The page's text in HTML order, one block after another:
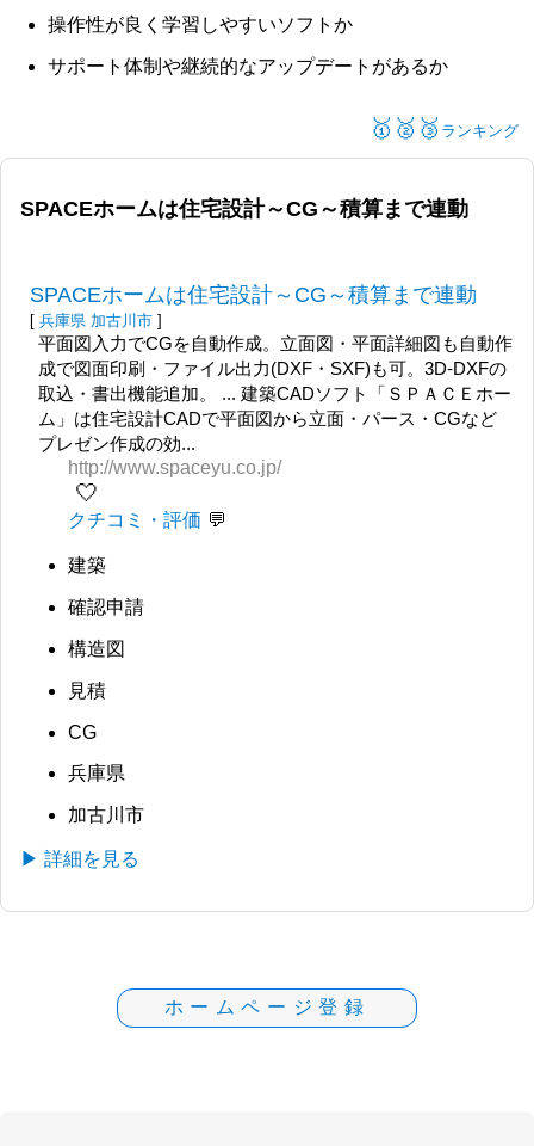
操作性が良く学習しやすいソフトか
サポート体制や継続的なアップデートがあるか
🥇🥈🥉 ランキング
SPACEホームは住宅設計～CG～積算まで連動
SPACEホームは住宅設計～CG～積算まで連動
[ 兵庫県 加古川市 ]
平面図入力でCGを自動作成。立面図・平面詳細図も自動作
成で図面印刷・ファイル出力(DXF・SXF)も可。3D-DXFの
取込・書出機能追加。 ... 建築CADソフト「ＳＰＡＣＥホー
ム」は住宅設計CADで平面図から立面・パース・CGなど
プレゼン作成の効...
http://www.spaceyu.co.jp/
🤍
クチコミ・評価
建築
確認申請
構造図
見積
CG
兵庫県
加古川市
▶ 詳細を見る
ホームページ登録